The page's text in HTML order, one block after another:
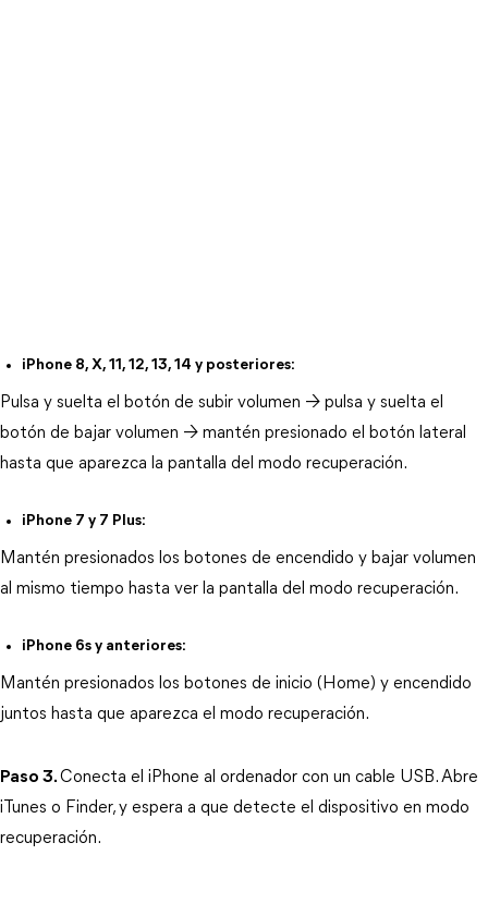
iPhone 8, X, 11, 12, 13, 14 y posteriores:
Pulsa y suelta el botón de subir volumen → pulsa y suelta el
botón de bajar volumen → mantén presionado el botón lateral
hasta que aparezca la pantalla del modo recuperación.
iPhone 7 y 7 Plus:
Mantén presionados los botones de encendido y bajar volumen
al mismo tiempo hasta ver la pantalla del modo recuperación.
iPhone 6s y anteriores:
Mantén presionados los botones de inicio (Home) y encendido
juntos hasta que aparezca el modo recuperación.
Paso 3.Conecta el iPhone al ordenador con un cable USB. Abre
iTunes o Finder, y espera a que detecte el dispositivo en modo
recuperación.